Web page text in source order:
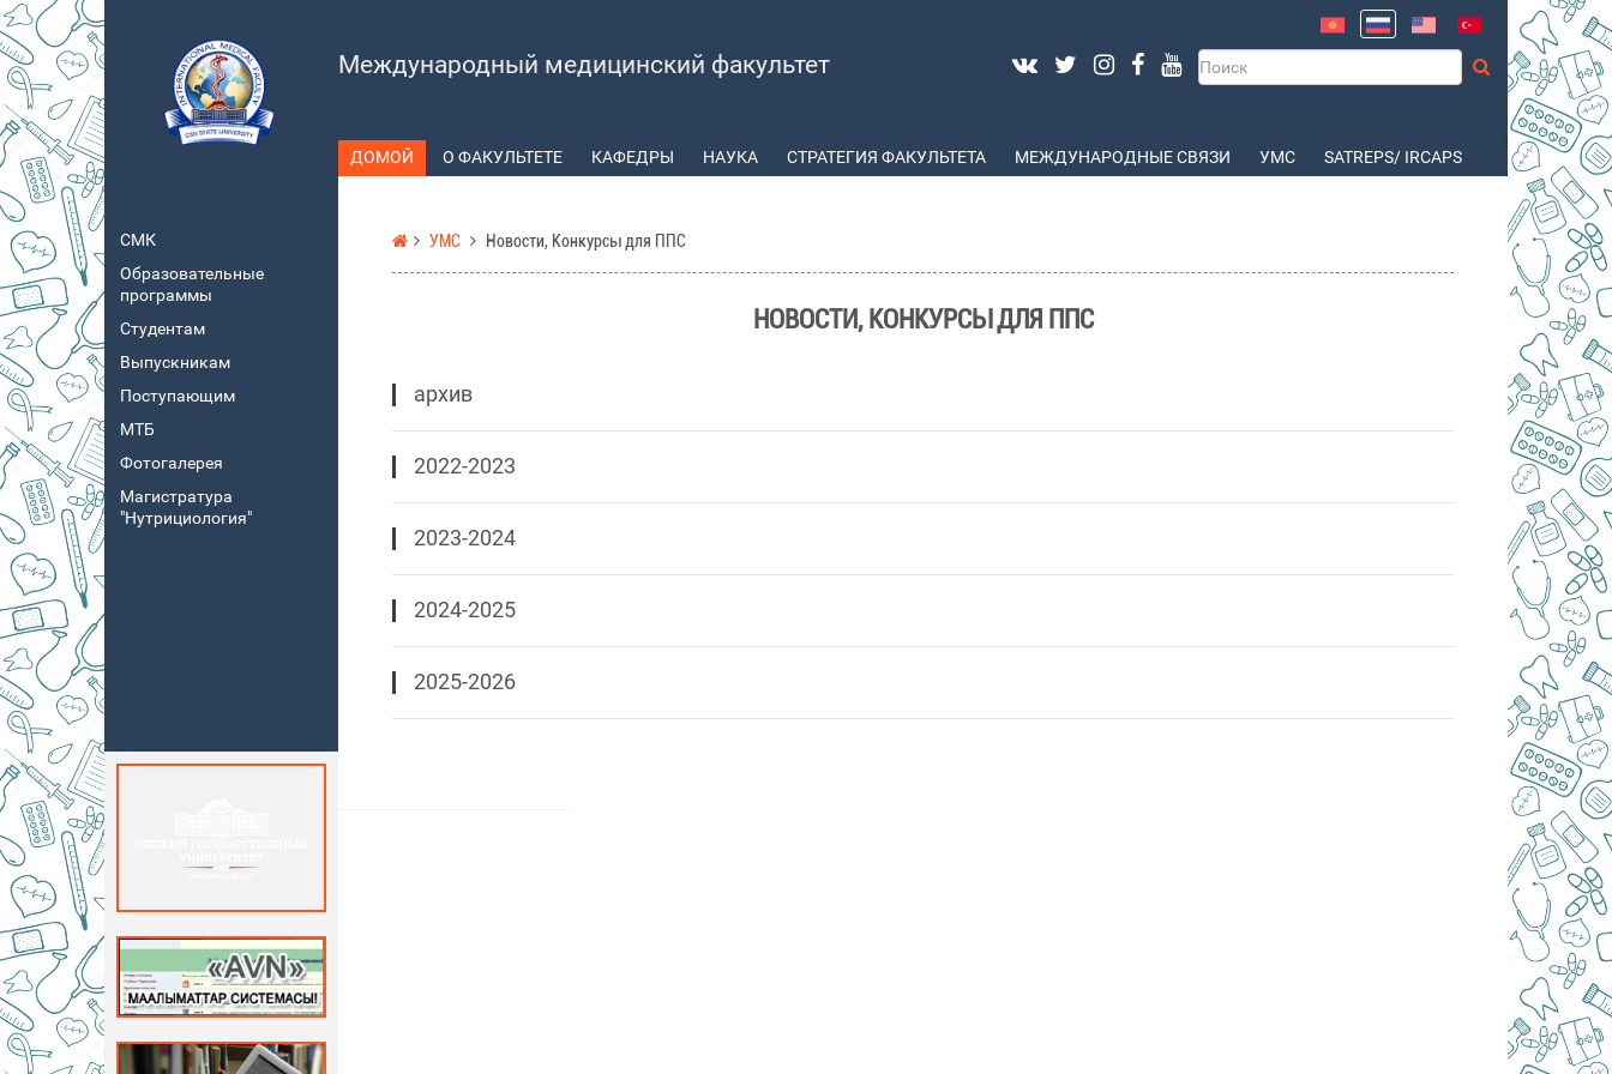
Международный медицинский факультет
ДОМОЙ О ФАКУЛЬТЕТЕ КАФЕДРЫ НАУКА СТРАТЕГИЯ ФАКУЛЬТЕТА МЕЖДУНАРОДНЫЕ СВЯЗИ УМС SATREPS/ IRCAPS
СМК
Образовательные
программы
Студентам
Выпускникам
Поступающим
МТБ
Фотогалерея
Магистратура
"Нутрициология"
УМС Новости, Конкурсы для ППС
НОВОСТИ, КОНКУРСЫ ДЛЯ ППС
архив
2022-2023
2023-2024
2024-2025
2025-2026